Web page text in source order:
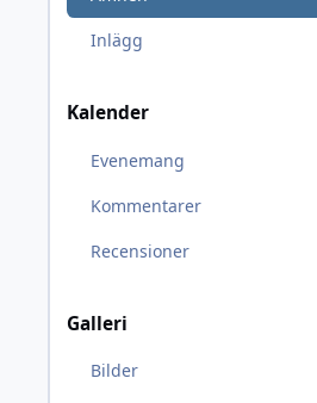
Inlägg
Kalender
Evenemang
Kommentarer
Recensioner
Galleri
Bilder